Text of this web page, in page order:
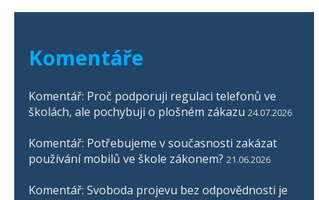
Komentáře
Komentář: Proč podporuji regulaci telefonů ve
školách, ale pochybuji o plošném zákazu 24.07.2026
Komentář: Potřebujeme v současnosti zakázat
používání mobilů ve škole zákonem? 21.06.2026
Komentář: Svoboda projevu bez odpovědnosti je